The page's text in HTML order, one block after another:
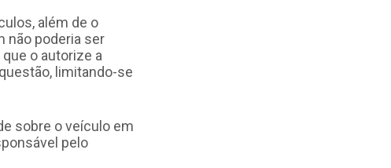
além de o
não poderia ser
o autorize a
limitando-se
sobre o veículo em
pelo